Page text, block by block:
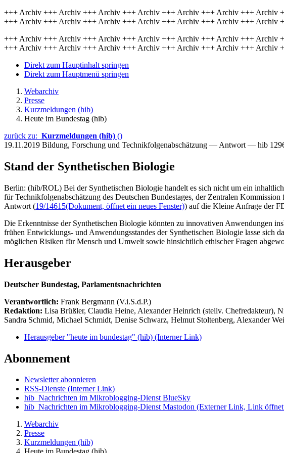
+++ Archiv +++ Archiv +++ Archiv +++ Archiv +++ Archiv +++ Archiv +++
+++ Archiv +++ Archiv +++ Archiv +++ Archiv +++ Archiv +++ Archiv +++ Archiv
+++ Archiv +++ Archiv +++ Archiv +++ Archiv +++ Archiv +++ Archiv +++
+++ Archiv +++ Archiv +++ Archiv +++ Archiv +++ Archiv +++ Archiv +++ Archiv
Direkt zum Hauptinhalt springen
Direkt zum Hauptmenü springen
Webarchiv
Presse
Kurzmeldungen (hib)
Heute im Bundestag (hib)
zurück zu: Kurzmeldungen (hib) ()
19.11.2019 Bildung, Forschung und Technikfolgenabschätzung — Antwort — hib
Stand der Synthetischen Biologie
Berlin: (hib/ROL) Bei der Synthetischen Biologie handelt es sich nicht um ein
für Technikfolgenabschätzung des Deutschen Bundestages, der Zentralen
Antwort (19/14615(Dokument, öffnet ein neues Fenster)) auf die Kleine Anfrage der
Die Erkenntnisse der Synthetischen Biologie könnten zu innovativen Anwendungen
frühen Entwicklungs- und Anwendungsstandes der Synthetischen Biologie lasse sich
möglichen Risiken für Mensch und Umwelt sowie hinsichtlich ethischer Fragen
Herausgeber
Deutscher Bundestag, Parlamentsnachrichten
Verantwortlich: Frank Bergmann (V.i.S.d.P.)
Redaktion: Lisa Brüßler, Claudia Heine, Alexander Heinrich (stellv. Chefredakteur),
Sandra Schmid, Michael Schmidt, Denise Schwarz, Helmut Stoltenberg, Alexander
Herausgeber "heute im bundestag" (hib) (Interner Link)
Abonnement
Newsletter abonnieren
RSS-Dienste (Interner Link)
hib_Nachrichten im Mikroblogging-Dienst BlueSky
hib_Nachrichten im Mikroblogging-Dienst Mastodon (Externer Link, Link öffnet
Webarchiv
Presse
Kurzmeldungen (hib)